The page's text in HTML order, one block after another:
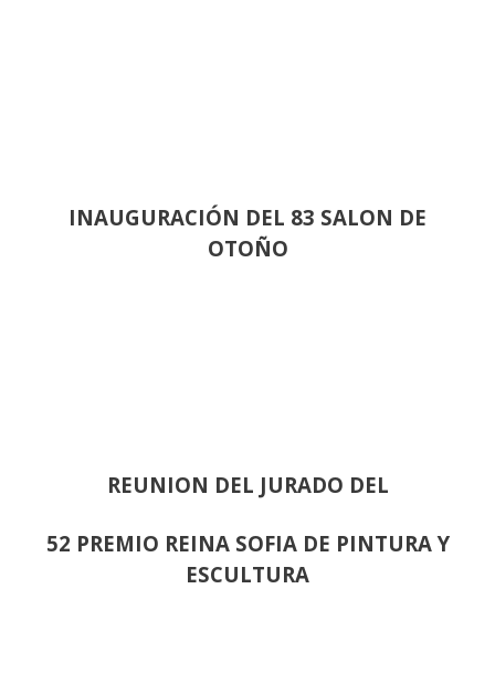
INAUGURACIÓN DEL 83 SALON DE
OTOÑO
REUNION DEL JURADO DEL
52 PREMIO REINA SOFIA DE PINTURA Y
ESCULTURA